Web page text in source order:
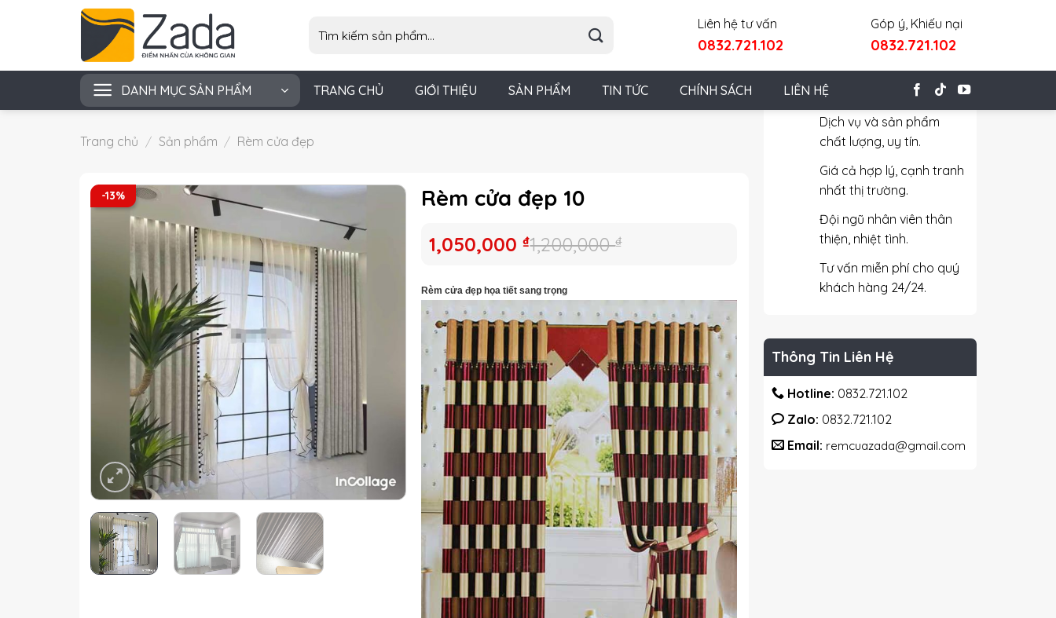
kiếm:
Liên hệ tư vấn
0832.721.102
Góp ý, Khiếu nại
0832.721.102
DANH MỤC SẢN PHẨM TRANG CHỦ GIỚI THIỆU SẢN PHẨM TIN TỨC CHÍNH SÁCH LIÊN HỆ
Trang chủ / Sản phẩm / Rèm cửa đẹp
Cam Kết Với Khách Hàng
Dịch vụ và sản phẩm
chất lượng, uy tín.
Giá cả hợp lý, cạnh tranh
nhất thị trường.
Đội ngũ nhân viên thân
thiện, nhiệt tình.
Tư vấn miễn phí cho quý
khách hàng 24/24.
Thông Tin Liên Hệ
Hotline: 0832.721.102
Zalo: 0832.721.102
Email: remcuazada@gmail.com
-13% Rèm cửa đẹp 10
1,200,000₫
Giá
gốc
là:
1,200,000 ₫.
1,050,000₫
Giá
hiện
tại
là:
1,050,000 ₫.
Rèm cửa đẹp họa tiết sang trọng